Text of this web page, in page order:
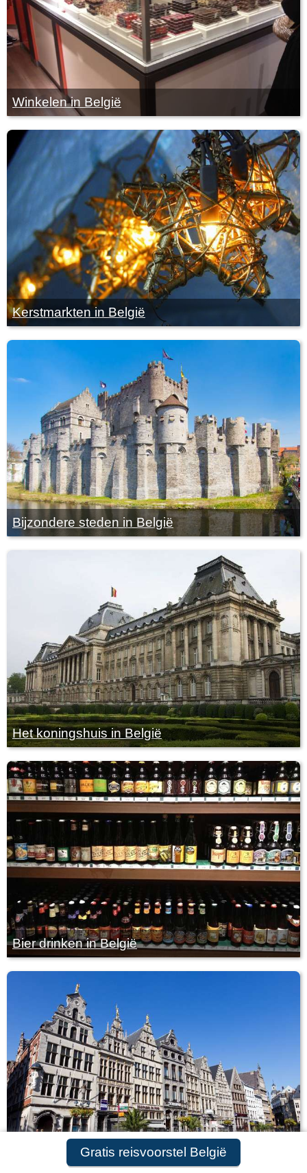
Gratis reisvoorstel België
Winkelen in België
Kerstmarkten in België
Bijzondere steden in België
Het koningshuis in België
Bier drinken in België
België van A tot Z